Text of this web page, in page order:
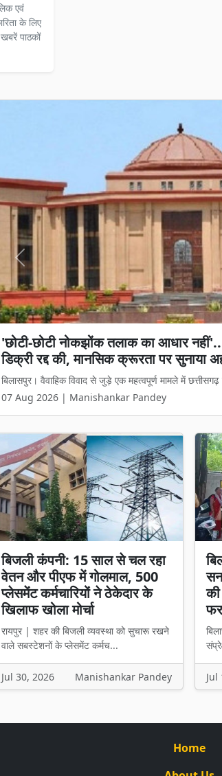
एवं
के लिए
पाठकों
मोहला-मानपुर में बाघ का आतंक: खेत में बैल को
आमना-सामना; पकड़ने के लिए लगाए गए ट्रैप
मोहला-मानपुर। छत्तीसगढ़ के मोहला-मानपुर-अंबागढ़ चौकी जिले में
07 Aug 2026 | Manishankar Pandey
Previous
बिजली कंपनी: 15 साल से चल रहा
वेतन और पीएफ में गोलमाल, 500
प्लेसमेंट कर्मचारियों ने ठेकेदार के
खिलाफ खोला मोर्चा
रायपुर | शहर की बिजली व्यवस्था को सुचारू रखने
वाले सबस्टेशनों के प्लेसमेंट कर्मच...
Jul 30, 2026 Manishankar Pandey
की
Jul
Home